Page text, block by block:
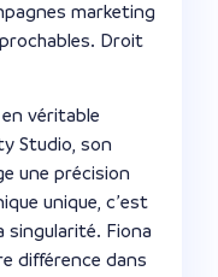
marketing
Droit
véritable
Studio, son
une précision
unique, c’est
singularité. Fiona
différence dans